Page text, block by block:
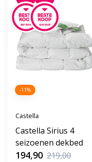
-11%
Castella
Castella Sirius 4
seizoenen dekbed
194,90 219,00